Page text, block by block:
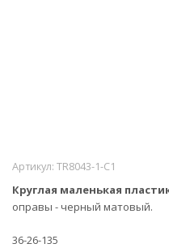
Артикул: TR8043-1-C1
Круглая маленькая
оправы - черный матовый.
36-26-135